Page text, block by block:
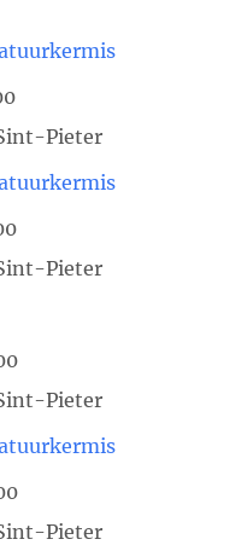
Pieter
Pieter
Pieter
Pieter